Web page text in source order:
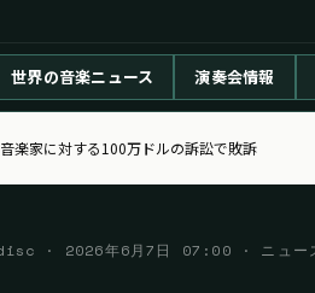
世界の音楽ニュース 演奏会情報
楽家に対する100万ドルの訴訟で敗訴
· 2026年6月7日 07:00 · ニュー